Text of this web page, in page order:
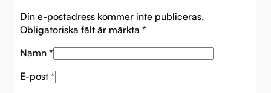
Din e-postadress kommer inte publiceras.
Obligatoriska fält är märkta *
Namn *
E-post *